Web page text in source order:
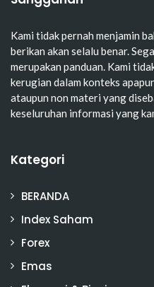
Kami tidak pernah menjamin
berikan akan selalu benar.
merupakan panduan. Kami
kerugian dalam konteks
ataupun non materi yang
keseluruhan informasi yang
Kategori
BERANDA
Index Saham
Forex
Emas